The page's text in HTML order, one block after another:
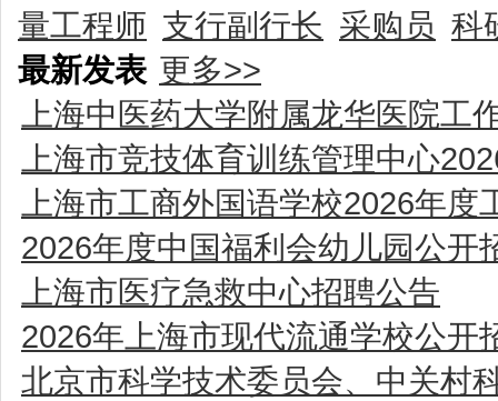
量工程师 支行副行长 采购员 科
最新发表 更多>>
上海中医药大学附属龙华医院工
上海市竞技体育训练管理中心
上海市工商外国语学校2026年
2026年度中国福利会幼儿园公开
上海市医疗急救中心招聘公告
2026年上海市现代流通学校公开
北京市科学技术委员会、中关村